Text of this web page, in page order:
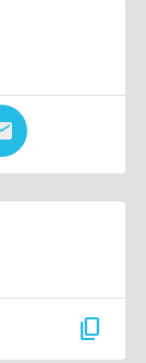
content_copy